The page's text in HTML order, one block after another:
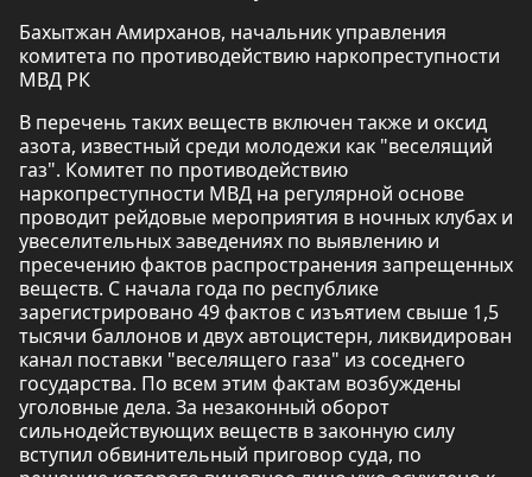
Бахытжан Амирханов, начальник управления
комитета по противодействию наркопреступности
МВД РК
В перечень таких веществ включен также и оксид
азота, известный среди молодежи как "веселящий
газ". Комитет по противодействию
наркопреступности МВД на регулярной основе
проводит рейдовые мероприятия в ночных клубах и
увеселительных заведениях по выявлению и
пресечению фактов распространения запрещенных
веществ. С начала года по республике
зарегистрировано 49 фактов с изъятием свыше 1,5
тысячи баллонов и двух автоцистерн, ликвидирован
канал поставки "веселящего газа" из соседнего
государства. По всем этим фактам возбуждены
уголовные дела. За незаконный оборот
сильнодействующих веществ в законную силу
вступил обвинительный приговор суда, по